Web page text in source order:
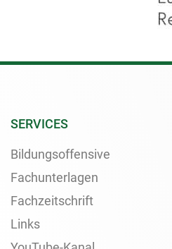
SERVICES
Bildungsoffensive
Fachunterlagen
Fachzeitschrift
Links